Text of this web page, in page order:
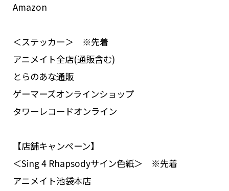
Amazon
＜ステッカー＞ ※先着
アニメイト全店(通販含む)
とらのあな通販
ゲーマーズオンラインショップ
タワーレコードオンライン
【店舗キャンペーン】
＜Sing 4 Rhapsodyサイン色紙＞ ※先着
アニメイト池袋本店